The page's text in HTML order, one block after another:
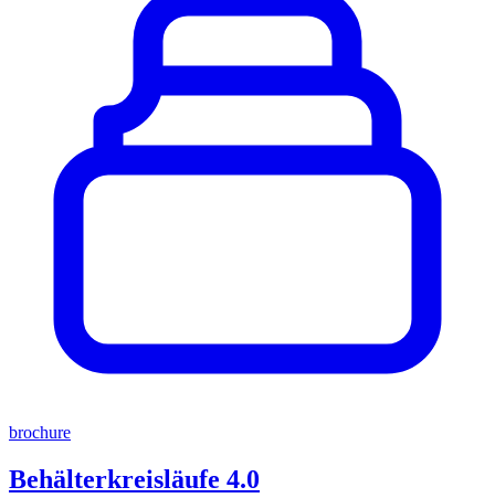
brochure
Behälterkreisläufe 4.0